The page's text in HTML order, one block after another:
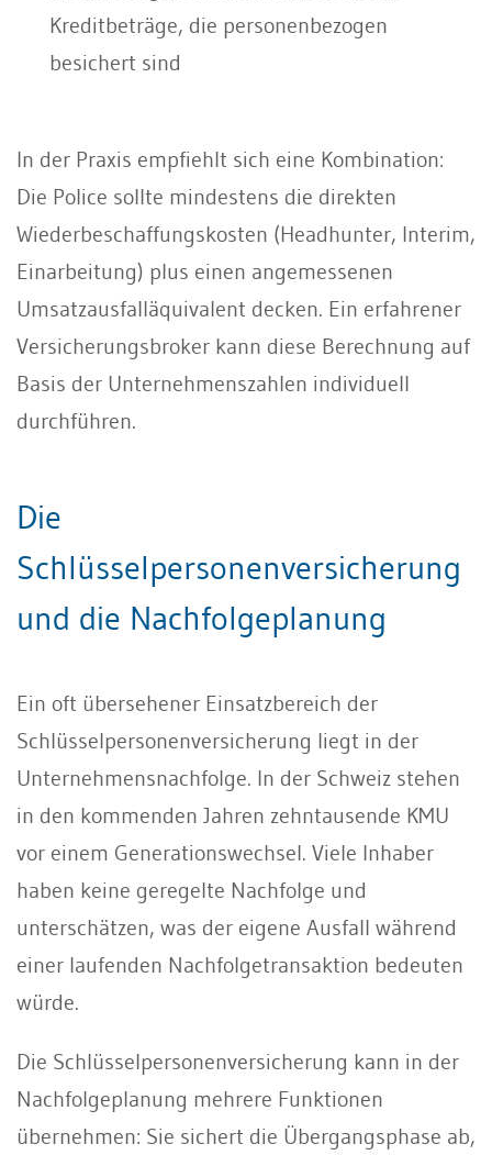
Kreditbeträge, die personenbezogen
besichert sind
In der Praxis empfiehlt sich eine Kombination:
Die Police sollte mindestens die direkten
Wiederbeschaffungskosten (Headhunter, Interim,
Einarbeitung) plus einen angemessenen
Umsatzausfalläquivalent decken. Ein erfahrener
Versicherungsbroker kann diese Berechnung auf
Basis der Unternehmenszahlen individuell
durchführen.
Die
Schlüsselpersonenversicherung
und die Nachfolgeplanung
Ein oft übersehener Einsatzbereich der
Schlüsselpersonenversicherung liegt in der
Unternehmensnachfolge. In der Schweiz stehen
in den kommenden Jahren zehntausende KMU
vor einem Generationswechsel. Viele Inhaber
haben keine geregelte Nachfolge und
unterschätzen, was der eigene Ausfall während
einer laufenden Nachfolgetransaktion bedeuten
würde.
Die Schlüsselpersonenversicherung kann in der
Nachfolgeplanung mehrere Funktionen
übernehmen: Sie sichert die Übergangsphase ab,